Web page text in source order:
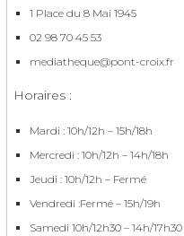
1 Place du 8 Mai 1945
02 98 70 45 53
mediatheque@pont-croix.fr
Horaires :
Mardi : 10h/12h – 15h/18h
Mercredi : 10h/12h – 14h/18h
Jeudi : 10h/12h – Fermé
Vendredi :Fermé – 15h/19h
Samedi 10h/12h30 – 14h/17h30